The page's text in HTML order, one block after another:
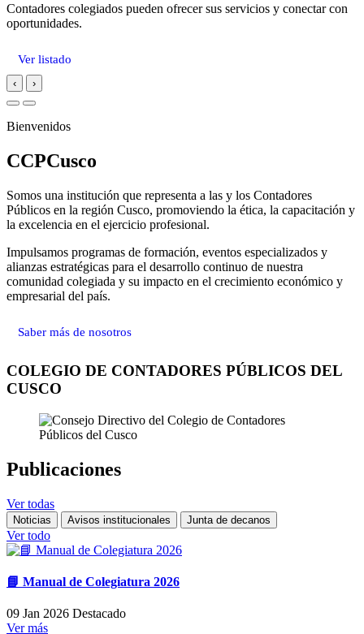
Contadores colegiados pueden ofrecer sus servicios y conectar con
oportunidades.
Ver listado
‹ ›
Bienvenidos
CCPCusco
Somos una institución que representa a las y los Contadores
Públicos en la región Cusco, promoviendo la ética, la capacitación y
la excelencia en el ejercicio profesional.
Impulsamos programas de formación, eventos especializados y
alianzas estratégicas para el desarrollo continuo de nuestra
comunidad colegiada y su impacto en el crecimiento económico y
empresarial del país.
Saber más de nosotros
COLEGIO DE CONTADORES PÚBLICOS DEL
CUSCO
Publicaciones
Ver todas
Noticias Avisos institucionales Junta de decanos
Ver todo
📘 Manual de Colegiatura 2026
09 Jan 2026 Destacado
Ver más